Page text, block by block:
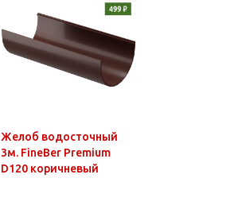
Желоб водосточный
3м. FineBer Premium
D120 коричневый